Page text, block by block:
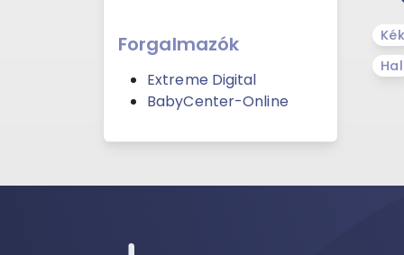
Forgalmazók
Extreme Digital
BabyCenter-Online
Kék
Hal